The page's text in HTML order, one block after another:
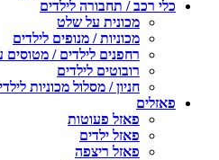
כלי רכב / תחבורה לילדים
מכונית על שלט
מכוניות / מנופים לילדים
רחפנים לילדים / מטוסים
רובוטים לילדים
חניון / מסלול מכוניות
פאזלים
פאזל פעוטות
פאזל ילדים
פאזל ריצפה